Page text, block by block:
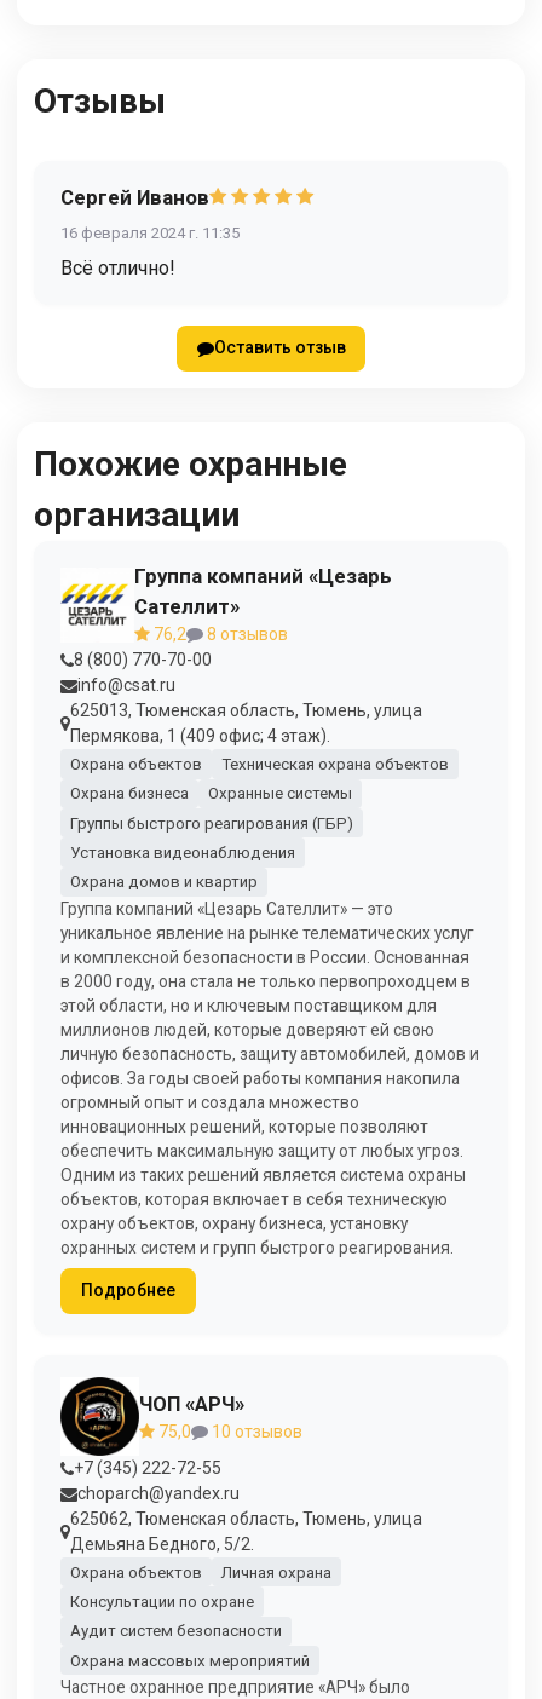
Отзывы
Сергей Иванов
16 февраля 2024 г. 11:35
Всё отлично!
Оставить отзыв
Похожие охранные
организации
Группа компаний «Цезарь
Сателлит»
76,2
8 отзывов
8 (800) 770-70-00
info@csat.ru
625013, Тюменская область, Тюмень, улица
Пермякова, 1 (409 офис; 4 этаж).
Охрана объектов
Техническая охрана объектов
Охрана бизнеса
Охранные системы
Группы быстрого реагирования (ГБР)
Установка видеонаблюдения
Охрана домов и квартир
Группа компаний «Цезарь Сателлит» — это
уникальное явление на рынке телематических услуг
и комплексной безопасности в России. Основанная
в 2000 году, она стала не только первопроходцем в
этой области, но и ключевым поставщиком для
миллионов людей, которые доверяют ей свою
личную безопасность, защиту автомобилей, домов и
офисов. За годы своей работы компания накопила
огромный опыт и создала множество
инновационных решений, которые позволяют
обеспечить максимальную защиту от любых угроз.
Одним из таких решений является система охраны
объектов, которая включает в себя техническую
охрану объектов, охрану бизнеса, установку
охранных систем и групп быстрого реагирования.
Подробнее
ЧОП «АРЧ»
75,0
10 отзывов
+7 (345) 222-72-55
choparch@yandex.ru
625062, Тюменская область, Тюмень, улица
Демьяна Бедного, 5/2.
Охрана объектов
Личная охрана
Консультации по охране
Аудит систем безопасности
Охрана массовых мероприятий
Частное охранное предприятие «АРЧ» было